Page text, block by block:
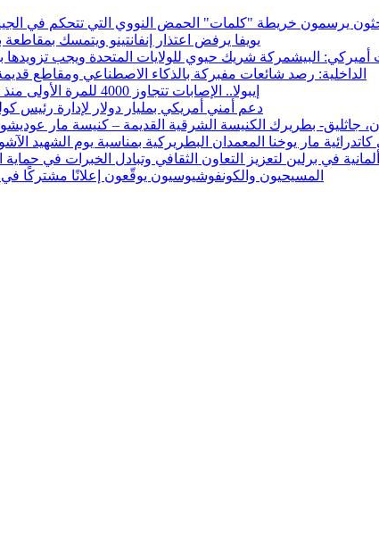
يرسمون خريطة "كلمات" الحمض النووي التي تتحكم في
يويفا يرفض اعتذار إنفانتينو ويتمسك
أميركي: البيشمركة شريك حيوي للولايات المتحدة ويجب تزويدها
الداخلية: رصد شائعات مفبركة بالذكاء الاصطناعي ومقاطع
إيبولا.. الإصابات تتجاوز 4000 للمرة الأولى منذ تفشي الوباء
دعم أمني أمريكي بمليار دولار لإدارة رئيس
جاثليق- بطريرك الكنيسة الشرقية القديمة – كنيسة مار
مار يوخنا المعمدان البطريركية بمناسبة يوم الشهيد
في برلين لتعزيز التعاون الثقافي وتبادل الخبرات في حماية
المسيحيون والكونفوشيوسيون يوقّعون إعلانًا مشتركًا في